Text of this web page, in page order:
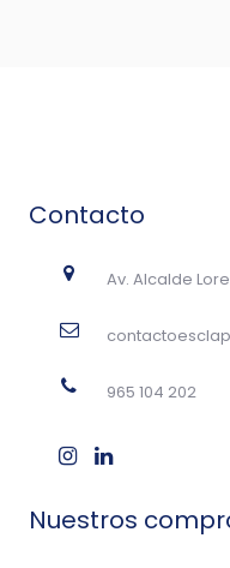
Contacto
Av. Alcalde
965 104 202
Nuestros